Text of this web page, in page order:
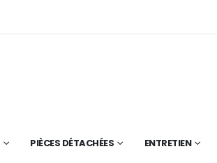
PIÈCES DÉTACHÉES ENTRETIEN